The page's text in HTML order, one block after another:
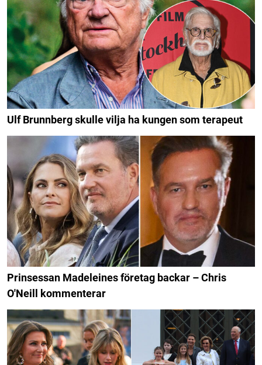
Ulf Brunnberg skulle vilja ha kungen som terapeut
Prinsessan Madeleines företag backar – Chris
O'Neill kommenterar